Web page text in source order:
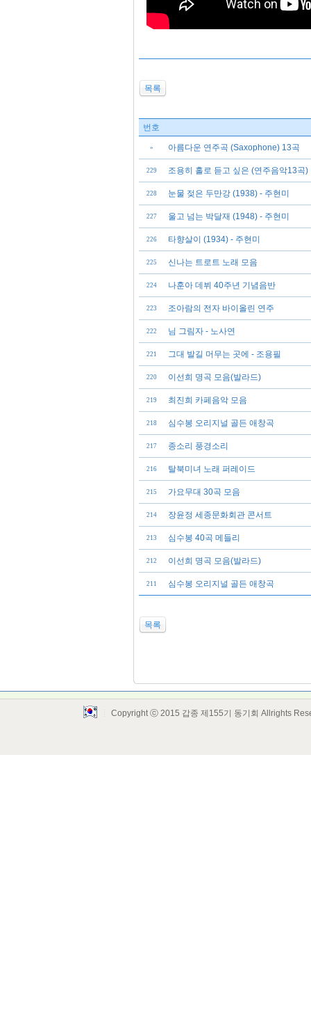
목록
번호
» 아름다운 연주곡 (Saxophone) 13곡
229 조용히 홀로 듣고 싶은 (연주음악13곡)
228 눈물 젖은 두만강 (1938) - 주현미
227 울고 넘는 박달재 (1948) - 주현미
226 타향살이 (1934) - 주현미
225 신나는 트로트 노래 모음
224 나훈아 데뷔 40주년 기념음반
223 조아람의 전자 바이올린 연주
222 님 그림자 - 노사연
221 그대 발길 머무는 곳에 - 조용필
220 이선희 명곡 모음(발라드)
219 최진희 카페음악 모음
218 심수봉 오리지널 골든 애창곡
217 종소리 풍경소리
216 탈북미녀 노래 퍼레이드
215 가요무대 30곡 모음
214 장윤정 세종문화회관 콘서트
213 심수봉 40곡 메들리
212 이선희 명곡 모음(발라드)
211 심수봉 오리지널 골든 애창곡
목록
Copyright ⓒ 2015 갑종 제155기 동기회 Allrights